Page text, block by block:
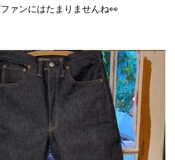
ァンにはたまりませんね👀